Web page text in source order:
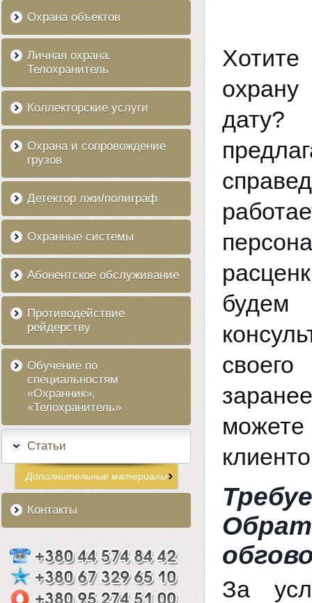
Охрана объектов
Личная охрана.
Телохранитель
Коллекторские услуги
Охрана и сопровождение
грузов
Детектор лжи/полиграф
Охранные системы
Абонентское обслуживание
Противодействие
рейдерству
Обучение по
специальностям
«Охранник»,
«Телохранитель»
Статьи
Дополнительные материалы
Контакты
дату?
можете
За